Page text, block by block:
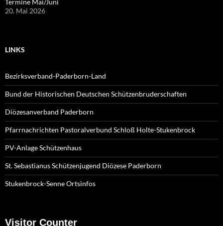
Termine Mai/Juni
20. Mai 2026
LINKS
Bezirksverband-Paderborn-Land
Bund der Historischen Deutschen Schützenbruderschaften
Diözesanverband Paderborn
Pfarrnachrichten Pastoralverbund Schloß Holte-Stukenbrock
PV-Anlage Schützenhaus
St. Sebastianus Schützenjugend Diözese Paderborn
Stukenbrock-Senne Ortsinfos
Visitor Counter